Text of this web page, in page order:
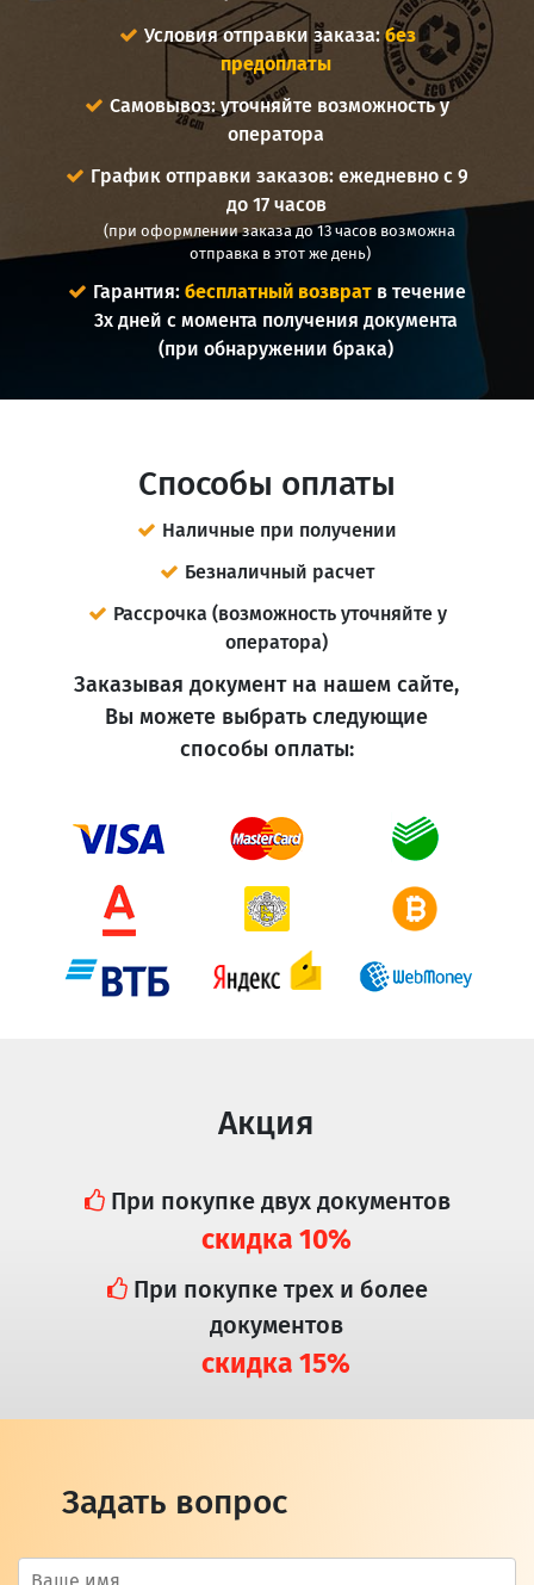
Условия отправки заказа:без
предоплаты
Самовывоз: уточняйте возможность у
оператора
График отправки заказов: ежедневно с 9
до 17 часов
(при оформлении заказа до 13 часов возможна
отправка в этот же день)
Гарантия:бесплатный возврат в течение
3х дней с момента получения документа
(при обнаружении брака)
Способы оплаты
Наличные при получении
Безналичный расчет
Рассрочка (возможность уточняйте у
оператора)
Заказывая документ на нашем сайте,
Вы можете выбрать следующие
способы оплаты:
Акция
При покупке двух документов
скидка 10%
При покупке трех и более
документов
скидка 15%
Задать вопрос